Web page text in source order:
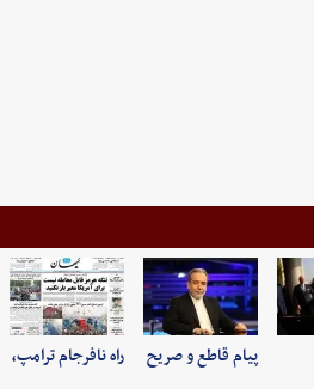
پیام قاطع و صریح
راه نافرجام ترامپ،